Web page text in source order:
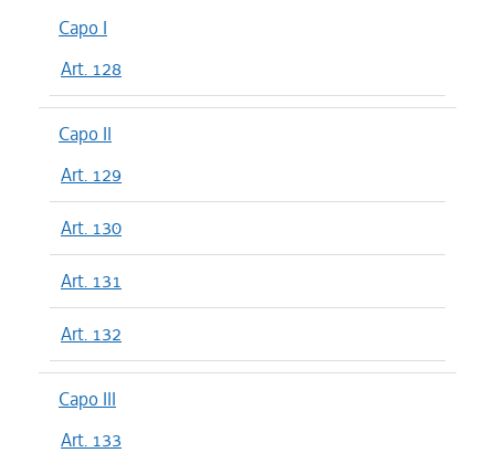
Capo I
Art. 128
Capo II
Art. 129
Art. 130
Art. 131
Art. 132
Capo III
Art. 133